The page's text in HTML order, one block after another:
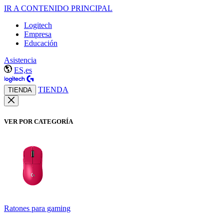
IR A CONTENIDO PRINCIPAL
Logitech
Empresa
Educación
Asistencia
ES,es
TIENDA TIENDA
VER POR CATEGORÍA
Ratones para gaming